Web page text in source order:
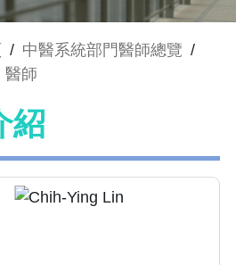
/ 中醫系統部門醫師總覽 /
醫師
紹